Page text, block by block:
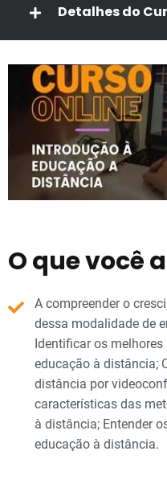
Detalhes do
O que você
A compreender o
dessa modalidade de
Identificar os
educação à distância;
distância por
características das
à distância; Entender
educação à distância.